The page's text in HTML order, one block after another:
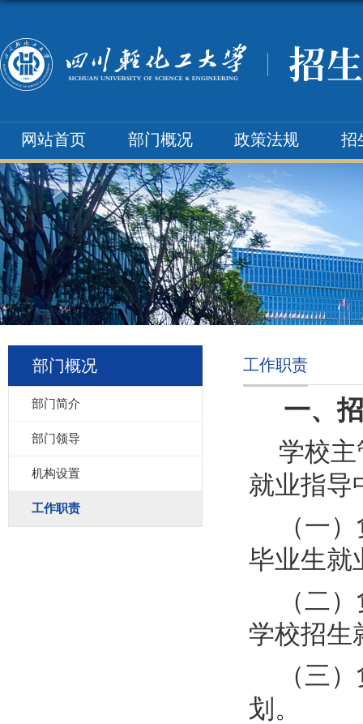
网站首页 部门概况 政策法规 招
部门概况
部门简介
部门领导
机构设置
工作职责
工作职责
一、
学校
就业指导
（一
毕业生就
（二
学校招生
（三
划。